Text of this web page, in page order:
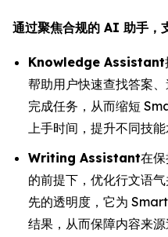
通过聚焦合规的 AI 助手，
Knowledge Assistant
帮助用户快速查找答案
完成任务，从而缩短
上手时间，提升不同技
Writing Assistant在
的前提下，优化行文语
先的透明度，它为
结果，从而保障内容来